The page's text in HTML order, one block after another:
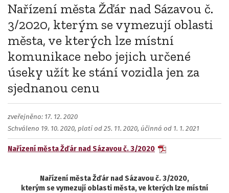
Nařízení města Žďár nad Sázavou č.
3/2020, kterým se vymezují oblasti
města, ve kterých lze místní
komunikace nebo jejich určené
úseky užít ke stání vozidla jen za
sjednanou cenu
zveřejněno: 17. 12. 2020
Schváleno 19. 10. 2020, platí od 25. 11. 2020, účinná od 1. 1. 2021
Nařízení města Žďár nad Sázavou č. 3/2020
Nařízení města Žďár nad Sázavou č. 3/2020,
kterým se vymezují oblasti města, ve kterých lze místní